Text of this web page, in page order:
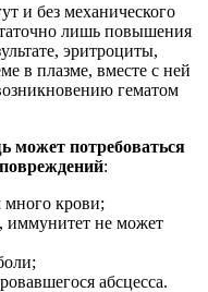
и без механического
лишь повышения
эритроциты,
в плазме, вместе с ней
гематом
может потребоваться
:
крови;
иммунитет не может
абсцесса.